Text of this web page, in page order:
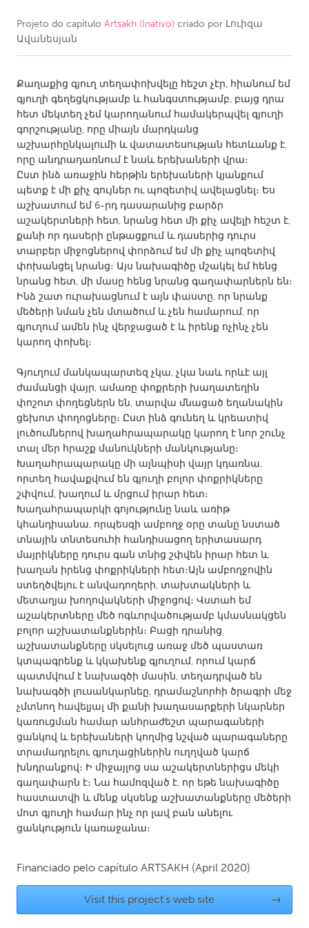
CANADA
Newmarket
Ottawa
South Shore
Toronto
MALAYSIA
Kuala Lumpur
NETHERLANDS
Leiden
Rotterdam
Utrecht
QATAR
Qatar
SINGAPORE
Singapore
UNITED KINGDOM
Glasgow
UNITED STATES
Ann Arbor, MI
Austin, TX
Baltimore, MD
Boston, MA
Burlingame-San Mateo, CA
Cass Clay
Chicago, IL
Cleveland, OH
Detroit, MI
Durham, NC
Gainesville, FL
Georgetown, MA
Gloucester, MA
Hamilton-Wenham, MA
Ipswich, MA
Key West, FL
Los Angeles, CA
Miami, FL
New York City, NY
Newburgh, NY
Newburyport, MA
North Minneapolis, MN
Oahu, HI
Orlando, FL
Peekskill, NY
Philadelphia, PA
Pittsburgh, PA
Portland, OR
Rockport, MA
San Antonio, TX
Santa Cruz, CA
Seattle, WA
Projeto do capítulo Artsakh (Inativo) criado por Լուիզա
Ավանեսյան
Քաղաքից գյուղ տեղափոխվելը հեշտ չէր, հիանում եմ
գյուղի գեղեցկությամբ և հանգստությամբ, բայց դրա
հետ մեկտեղ չեմ կարողանում համակերպվել գյուղի
գորշությանը, որը միայն մարդկանց
աշխարհընկալումի և վատատեսության հետևանք է,
որը անդրադառնում է նաև երեխաների վրա։
Ըստ ինձ առաջին հերթին երեխաների կյանքում
պետք է մի քիչ գույներ ու պոզետիվ ավելացնել։ Ես
աշխատում եմ 6-րդ դասարանից բարձր
աշակերտների հետ, նրանց հետ մի քիչ ավելի հեշտ է,
քանի որ դասերի ընթացքում և դասերից դուրս
տարբեր միջոցներով փորձում եմ մի քիչ պոզետիվ
փոխանցել նրանց։ Այս նախագիծը մշակել եմ հենց
նրանց հետ, մի մասը հենց նրանց գաղափարներն են։
Ինձ շատ ուրախացնում է այն փաստը, որ նրանք
մեծերի նման չեն մտածում և չեն համարում, որ
գյուղում ամեն ինչ վերջացած է և իրենք ոչինչ չեն
կարող փոխել։
Գյուղում մանկապարտեզ չկա, չկա նաև որևէ այլ
ժամանցի վայր, ամառը փոքրերի խաղատեղին
փոշոտ փողեցներն են, տարվա մնացած եղանակին
ցեխոտ փողոցները։ Ըստ ինձ գունեղ և կրեատիվ
լուծումներով խաղահրապարակը կարող է նոր շունչ
տալ մեր հրաշք մանուկների մանկությանը։
Խաղահրապարակը մի այնպիսի վայր կդառնա,
որտեղ հավաքվում են գյուղի բոլոր փոքրիկները
շփվում, խաղում և մրցում իրար հետ։
Խաղահրապարկի գոյությունը նաև առիթ
կհանդիսանա, որպեսզի ամբողջ օրը տանը նստած
տնային տնտեսուհի հանդիսացող երիտասարդ
մայրիկները դուրս գան տնից շփվեն իրար հետ և
խաղան իրենց փոքրիկների հետ։Այն ամբողջովին
ստեղծվելու է անվադողերի, տախտակների և
մետաղյա խողովակների միջոցով։ Վստահ եմ
աշակերտները մեծ ոգևորվածությամբ կմասնակցեն
բոլոր աշխատանքներին։ Բացի դրանից
աշխատանքները սկսելուց առաջ մեծ պաստառ
կտպագրենք և կկախենք գյուղում, որում կարճ
պատմվում է նախագծի մասին, տեղադրված են
նախագծի լուսանկարնեը, դրամաշնորհի ծրագրի մեջ
չմտնող հավելյալ մի քանի խաղասարքերի նկարներ
կառուցման համար անհրաժեշտ պարագաների
ցանկով և երեխաների կողմից նշված պարագաները
տրամադրելու գյուղացիներին ուղղված կարճ
խնդրանքով։ Ի միջայլոց սա աշակերտներիցս մեկի
գաղափարն է։ Նա համոզված է, որ եթե նախագիծը
հաստատվի և մենք սկսենք աշխատանքները մեծերի
մոտ գյուղի համար ինչ որ լավ բան անելու
ցանկություն կառաջանա։
Financiado pelo capítulo ARTSAKH (April 2020)
Visit this project's web site →